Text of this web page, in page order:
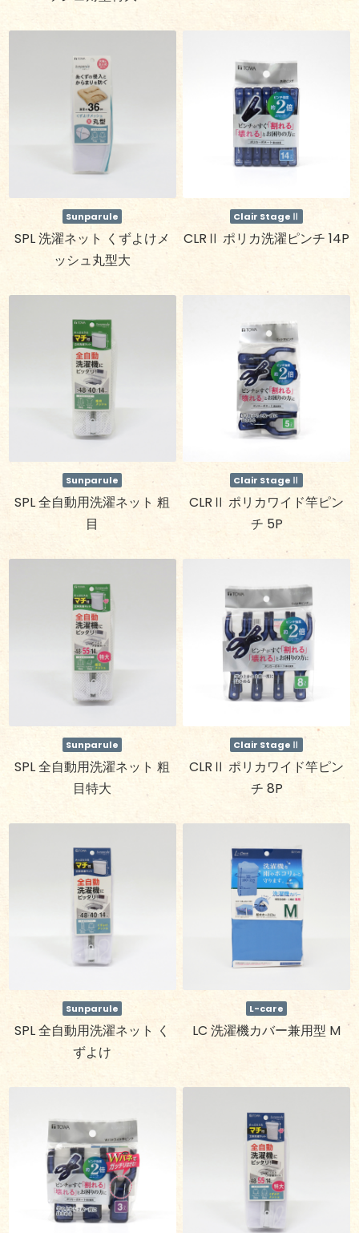
Sunparule
SPL 洗濯ネット くずよけメ
ッシュ丸型大
Clair StageⅡ
CLRⅡ ポリカ洗濯ピンチ 14P
Sunparule
SPL 全自動用洗濯ネット 粗
目
Clair StageⅡ
CLRⅡ ポリカワイド竿ピン
チ 5P
Sunparule
SPL 全自動用洗濯ネット 粗
目特大
Clair StageⅡ
CLRⅡ ポリカワイド竿ピン
チ 8P
Sunparule
SPL 全自動用洗濯ネット く
ずよけ
L-care
LC 洗濯機カバー兼用型 M